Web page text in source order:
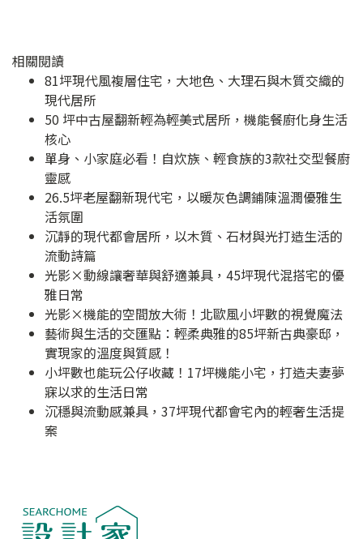
相關閱讀
81坪現代風複層住宅，大地色、大理石與木質交織的
現代居所
50 坪中古屋翻新輕為輕美式居所，機能餐廚化身生活
核心
單身、小家庭必看！自炊族、輕食族的3款社交型餐廚
靈感
26.5坪老屋翻新現代宅，以暖灰色調鋪陳溫潤優雅生
活氛圍
沉靜的現代都會居所，以木質、石材與光打造生活的
流動詩篇
光影×動線讓奢華與舒適兼具，45坪現代混搭宅的優
雅日常
光影×機能的空間放大術！北歐風小坪數的視覺魔法
藝術與生活的交匯點：輕柔典雅的85坪新古典豪邸，
實現家的溫度與質感！
小坪數也能玩公仔收藏！17坪機能小宅，打造夫妻夢
寐以求的生活日常
沉穩與流動感兼具，37坪現代都會宅內的輕奢生活提
案